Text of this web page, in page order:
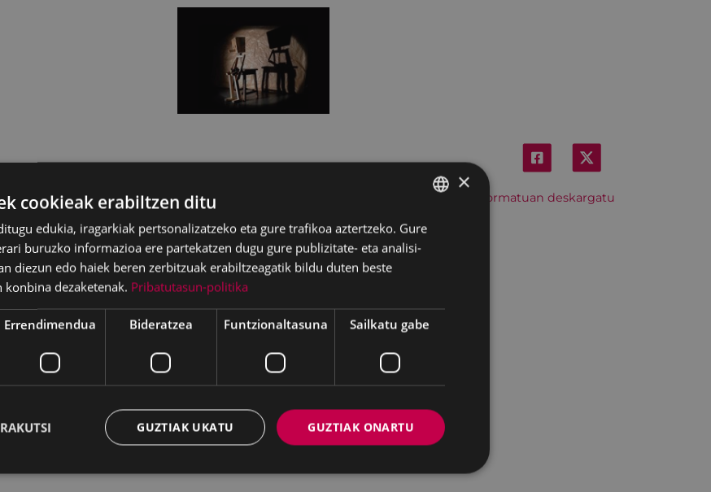
Hitzordu hau iCal formatuan deskargatu
zuzendari
2015eko
Zuzendaritza
aske, managaitz eta
Geppetto aita baten
mila
bezalako
BASQUE
SPANISH
×
cookieak erabiltzen ditu
edukia, iragarkiak pertsonalizatzeko eta gure trafikoa aztertzeko. Gure
buruzko informazioa ere partekatzen dugu gure publizitate- eta analisi-
diezun edo haiek beren zerbitzuak erabiltzeagatik bildu duten beste
dezaketenak. Pribatutasun-politika
Errendimendua Bideratzea Funtzionaltasuna Sailkatu gabe
GUZTIAK ONARTU
GUZTIAK UKATU